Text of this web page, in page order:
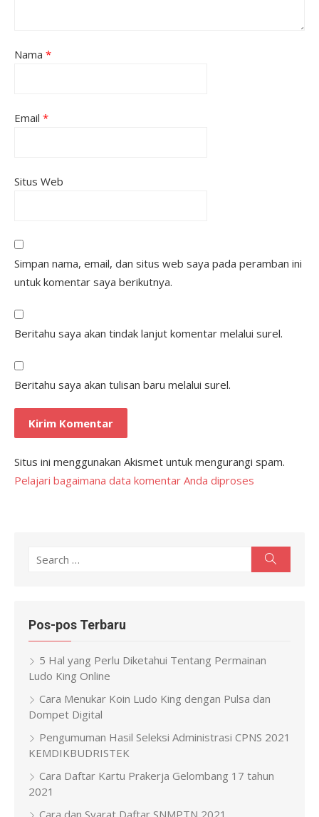
Nama *
Email *
Situs Web
Simpan nama, email, dan situs web saya pada peramban ini
untuk komentar saya berikutnya.
Beritahu saya akan tindak lanjut komentar melalui surel.
Beritahu saya akan tulisan baru melalui surel.
Situs ini menggunakan Akismet untuk mengurangi spam.
Pelajari bagaimana data komentar Anda diproses
Search
Pos-pos Terbaru
5 Hal yang Perlu Diketahui Tentang Permainan
Ludo King Online
Cara Menukar Koin Ludo King dengan Pulsa dan
Dompet Digital
Pengumuman Hasil Seleksi Administrasi CPNS 2021
KEMDIKBUDRISTEK
Cara Daftar Kartu Prakerja Gelombang 17 tahun
2021
Cara dan Syarat Daftar SNMPTN 2021